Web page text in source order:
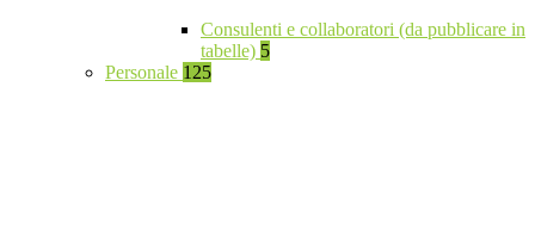
Consulenti e collaboratori (da pubblicare in
tabelle) 5
Personale 125